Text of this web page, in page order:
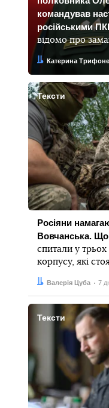
командував
російськими
відомо про
Автор:Катерина
Дата:
Тексти
Росіяни
Вовчанська. Що
спитали у трьох
корпусу, які
Автор:Валерія Цуба
Дата: 7
Тексти